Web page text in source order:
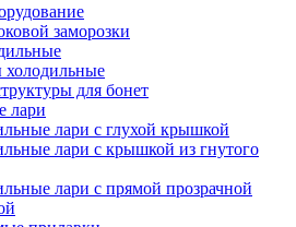
заморозки
холодильные
для бонет
лари
лари с глухой крышкой
лари с крышкой из гнутого
лари с прямой прозрачной